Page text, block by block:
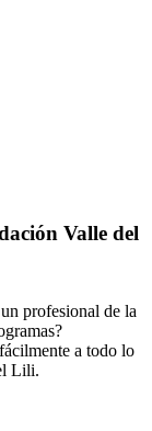
Valle del
profesional de la
a todo lo
Lili.